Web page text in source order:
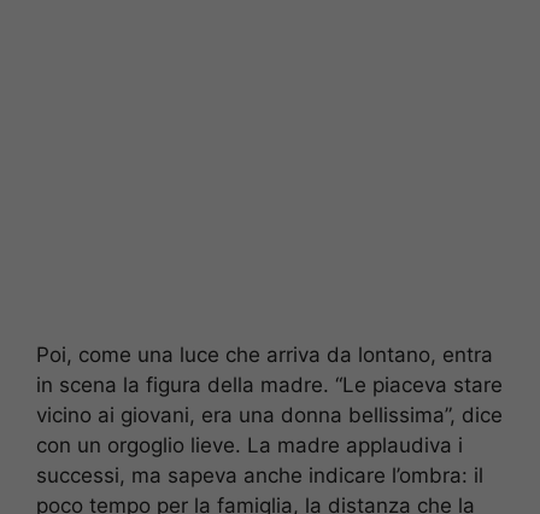
Poi, come una luce che arriva da lontano, entra
in scena la figura della madre. “Le piaceva stare
vicino ai giovani, era una donna bellissima”, dice
con un orgoglio lieve. La madre applaudiva i
successi, ma sapeva anche indicare l’ombra: il
poco tempo per la famiglia, la distanza che la